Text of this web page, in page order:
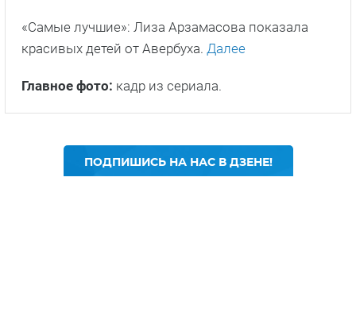
«Самые лучшие»: Лиза Арзамасова показала
красивых детей от Авербуха. Далее
Главное фото: кадр из сериала.
ПОДПИШИСЬ НА НАС В ДЗЕНЕ!